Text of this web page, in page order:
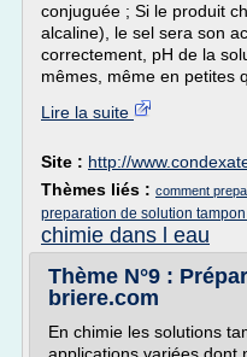
conjuguée ; Si le produit
alcaline), le sel sera son
correctement, pH de la
mêmes, même en petites
Lire la suite
Site : http://
Thèmes liés : comment
preparation de solution
chimie dans l eau
Thème N°9 :
briere.com
En chimie les solutions